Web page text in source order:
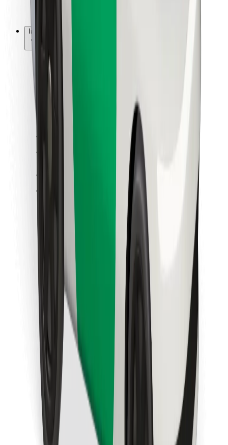
Bolt for Business
Inna
Dostawcy
Ogólne Warunki
Bezpieczeństwo
Zamów przejazd w kilka minut!
Pobierz aplikację Bolt
Znajdź swoje ulubione jedzenie!
Pobierz aplikację Bolt Food